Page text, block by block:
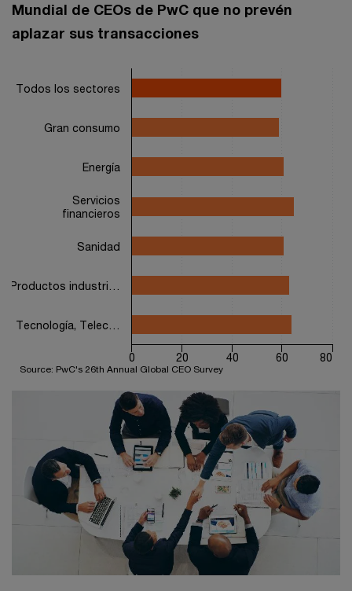
Mundial de CEOs de PwC que no prevén
aplazar sus transacciones
Bar chart with 2 data series.
The chart has 1 Y axis displaying values. Range: 0 to 80.
Todos los sectores
Gran consumo
Energía
Servicios
financieros
Sanidad
Productos industri…
Tecnología, Telec…
0 20 40 60 80
Source: PwC's 26th Annual Global CEO Survey